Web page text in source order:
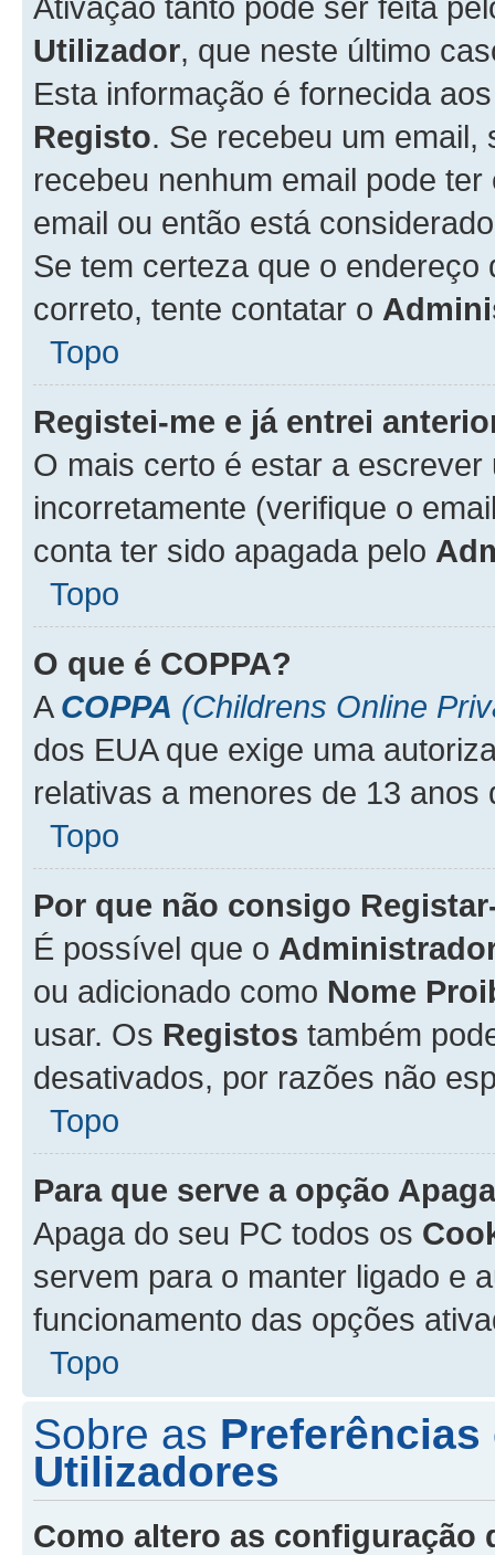
Utilizador, que neste último
Esta informação é fornecida
Registo. Se recebeu um
recebeu nenhum email pode
email ou então está
Se tem certeza que o
correto, tente contatar o
Topo
Registei-me e já entrei
O mais certo é estar a
incorretamente (verifique o
conta ter sido apagada pelo
Topo
O que é COPPA?
A COPPA (Childrens Online
dos EUA que exige uma
relativas a menores de 13 anos
Topo
Por que não consigo
É possível que o
ou adicionado como Nome
usar. Os Registos também
desativados, por razões não
Topo
Para que serve a opção
Apaga do seu PC todos os
servem para o manter ligado e
funcionamento das opções
Topo
Sobre as
Utilizadores
Como altero as configuração